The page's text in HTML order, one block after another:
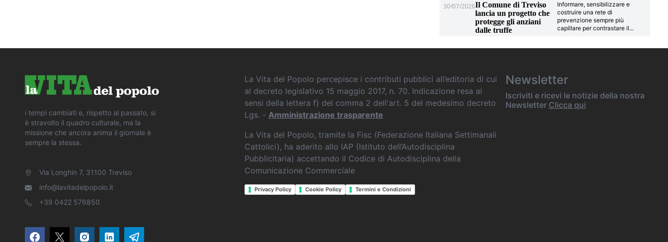
30/07/2026Il Comune di Treviso
lancia un progetto che
protegge gli anziani
dalle truffe
Informare, sensibilizzare e
costruire una rete di
prevenzione sempre più
capillare per contrastare il...
i tempi cambiati e, rispetto al passato, si
è stravolto il quadro culturale, ma la
missione che ancora anima il giornale è
sempre la stessa.
Via Longhin 7, 31100 Treviso
info@lavitadelpopolo.it
+39 0422 576850
La Vita del Popolo percepisce i contributi pubblici all’editoria di cui
al decreto legislativo 15 maggio 2017, n. 70. Indicazione resa ai
sensi della lettera f) del comma 2 dell'art. 5 del medesimo decreto
Lgs. -Amministrazione trasparente
La Vita del Popolo, tramite la Fisc (Federazione Italiana Settimanali
Cattolici), ha aderito allo IAP (Istituto dell’Autodisciplina
Pubblicitaria) accettando il Codice di Autodisciplina della
Comunicazione Commerciale
Privacy Policy Cookie Policy Termini e Condizioni
Newsletter
Iscriviti e ricevi le notizie della nostra
Newsletter Clicca qui